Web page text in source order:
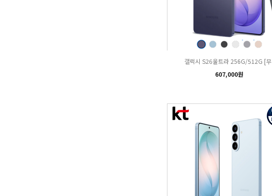
갤럭시 S26울트라 256G/512G [무
607,000원